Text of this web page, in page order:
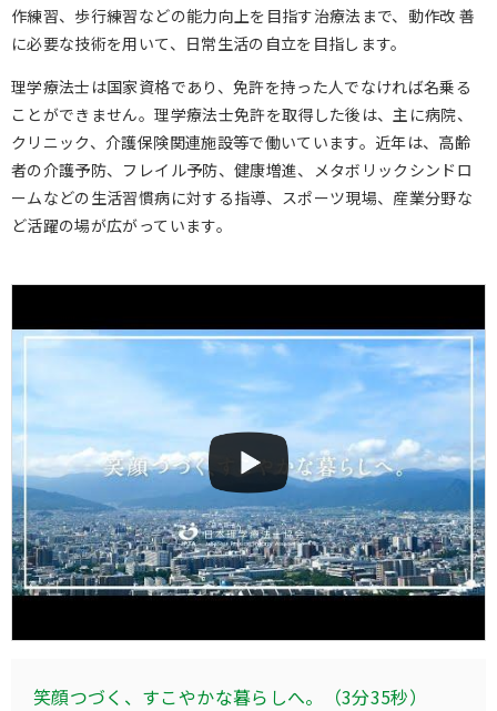
作練習、歩行練習などの能力向上を目指す治療法まで、動作改 善
に必要な技術を用いて、日常生活の自立を目指します。
理学療法士は国家資格であり、免許を持った人でなければ名乗る
ことができません。理学療法士免許を取得した後は、主に病院、
クリニック、介護保険関連施設等で働いています。近年は、高齢
者の介護予防、フレイル予防、健康増進、メタボリックシンドロ
ームなどの生活習慣病に対する指導、スポーツ現場、産業分野な
ど活躍の場が広がっています。
笑顔つづく、すこやかな暮らしへ。（3分35秒）